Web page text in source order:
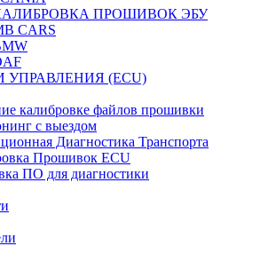
ПРОШИВОК ЭБУ
CARS
УПРАВЛЕНИЯ (ECU)
калибровке файлов прошивки
с выездом
Диагностика Транспорта
Прошивок ECU
ПО для диагностики